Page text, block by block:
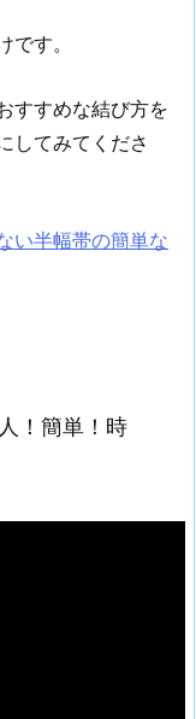
す。
すすめな結び方を
してみてくださ
い半幅帯の簡単な
！簡単！時